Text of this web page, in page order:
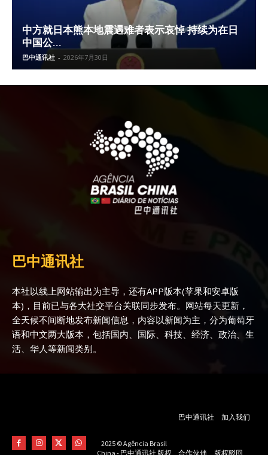
中方就日本熊本地震遇难者表示哀悼 持续为在日
中国公...
巴中通讯社 - 2026年7月30日
巴中通讯社
本社以线上网站输出为主导，还有APP版本(苹果和安卓版
本)，目前已与各大社交平台关联同步发布。网站每天更新，
全天候不间断地发布新闻信息，内容以新闻为主，分为葡萄牙
语和中文两大版本，包括国内、国际、科技、经济、政治、生
活、华人等新闻类别。
2025 © Agência Brasil
China - 巴中通讯社 版权
巴中通讯社 加入我们
合作伙伴 版权驳回